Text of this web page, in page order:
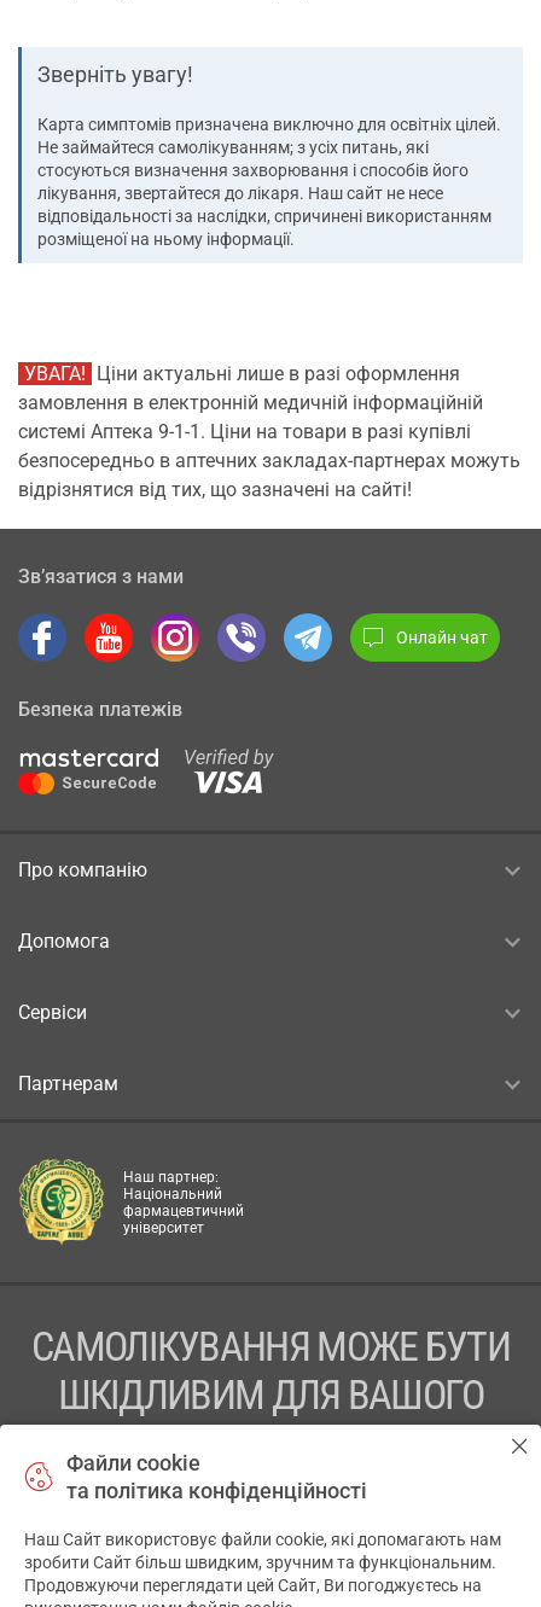
Зверніть увагу!
Карта симптомів призначена виключно для освітніх цілей.
Не займайтеся самолікуванням; з усіх питань, які
стосуються визначення захворювання і способів його
лікування, звертайтеся до лікаря. Наш сайт не несе
відповідальності за наслідки, спричинені використанням
розміщеної на ньому інформації.
УВАГА! Ціни актуальні лише в разі оформлення
замовлення в електронній медичній інформаційній
системі Аптека 9-1-1. Ціни на товари в разі купівлі
безпосередньо в аптечних закладах-партнерах можуть
відрізнятися від тих, що зазначені на сайті!
Зв’язатися з нами
Онлайн чат
Безпека платежів
Про компанію
Допомога
Сервіси
Партнерам
Наш партнер:
Національний
фармацевтичний
університет
САМОЛІКУВАННЯ МОЖЕ БУТИ
ШКІДЛИВИМ ДЛЯ ВАШОГО
ПЕРЕД ЗАСТОСУВАННЯМ ПРЕПАРАТУ ПРОКОНСУЛЬТУЙТЕСЬ
ТОВ «АПТЕКА 911.ЮА» Код ЄДРПОУ 43631965.
Файли cookie
та політика конфіденційності
Наш Сайт використовує файли cookie, які допомагають нам
зробити Сайт більш швидким, зручним та функціональним.
Продовжуючи переглядати цей Сайт, Ви погоджуєтесь на
✕